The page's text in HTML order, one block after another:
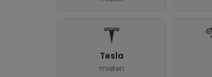
Tesla
mieten